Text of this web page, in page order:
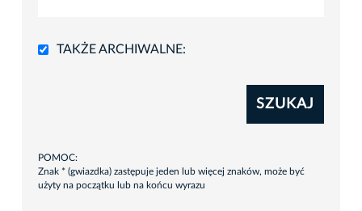
TAKŻE ARCHIWALNE:
SZUKAJ
POMOC:
Znak * (gwiazdka) zastępuje jeden lub więcej znaków, może być
użyty na początku lub na końcu wyrazu